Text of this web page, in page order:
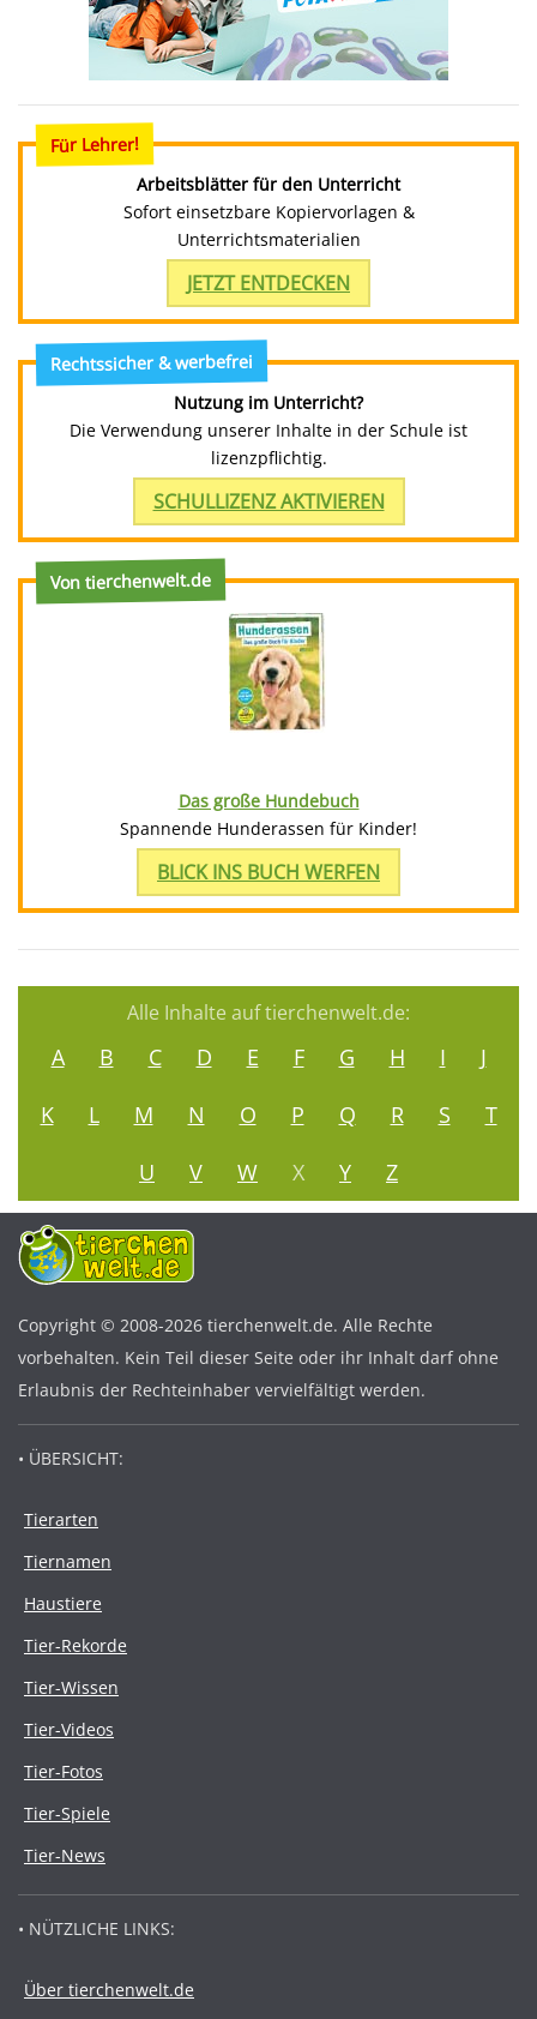
Für Lehrer!
Arbeitsblätter für den Unterricht
Sofort einsetzbare Kopiervorlagen &
Unterrichtsmaterialien
JETZT ENTDECKEN
Rechtssicher & werbefrei
Nutzung im Unterricht?
Die Verwendung unserer Inhalte in der Schule ist
lizenzpflichtig.
SCHULLIZENZ AKTIVIEREN
Von tierchenwelt.de
Das große Hundebuch
Spannende Hunderassen für Kinder!
BLICK INS BUCH WERFEN
Alle Inhalte auf tierchenwelt.de:
A B C D E F G H I
J
K
L M N O P Q R S
T
U
V W X Y Z
Copyright © 2008-2026 tierchenwelt.de. Alle Rechte
vorbehalten. Kein Teil dieser Seite oder ihr Inhalt darf ohne
Erlaubnis der Rechteinhaber vervielfältigt werden.
• ÜBERSICHT:
Tierarten
Tiernamen
Haustiere
Tier-Rekorde
Tier-Wissen
Tier-Videos
Tier-Fotos
Tier-Spiele
Tier-News
• NÜTZLICHE LINKS:
Über tierchenwelt.de